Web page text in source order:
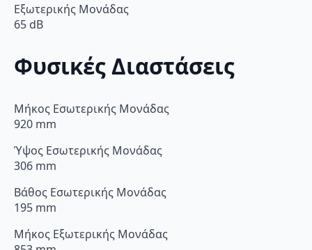
Εξωτερικής Μονάδας
65 dB
Φυσικές Διαστάσεις
Μήκος Εσωτερικής Μονάδας
920 mm
Ύψος Εσωτερικής Μονάδας
306 mm
Βάθος Εσωτερικής Μονάδας
195 mm
Μήκος Εξωτερικής Μονάδας